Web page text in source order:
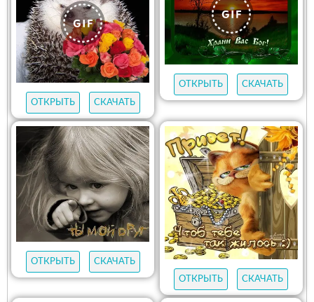
ОТКРЫТЬ СКАЧАТЬ
ОТКРЫТЬ СКАЧАТЬ
ОТКРЫТЬ
СКАЧАТЬ
ОТКРЫТЬ
СКАЧАТЬ